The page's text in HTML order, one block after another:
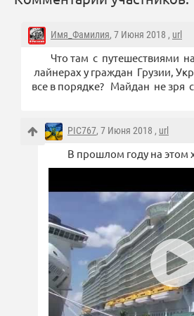
Имя_Фамилия, 7 Июня 2018 , url
Что там с путешествиями
лайнерах у граждан Грузии,
все в порядке? Майдан не зря
PIC767, 7 Июня 2018 , url
В прошлом году на этом